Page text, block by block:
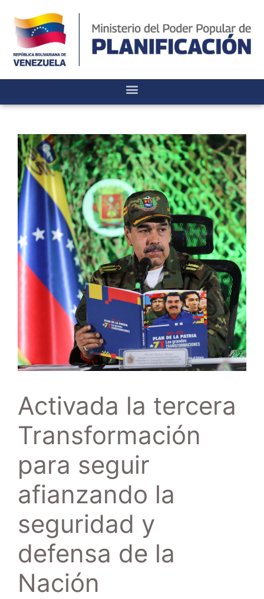
Activada la tercera
Transformación
para seguir
afianzando la
seguridad y
defensa de la
Nación